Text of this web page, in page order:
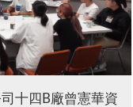
十四B廠曾憲華資